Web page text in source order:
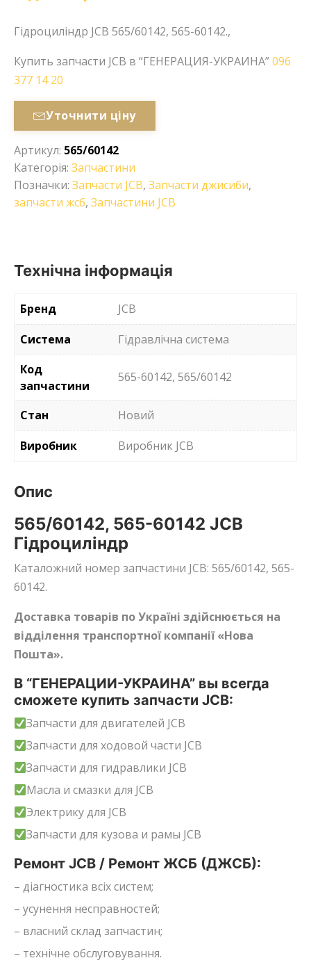
Гідроциліндр JCB 565/60142, 565-60142.,
Купить запчасти JCB в “ГЕНЕРАЦИЯ-УКРАИНА”096
377 14 20
Уточнити ціну
Артикул: 565/60142
Категорія: Запчастини
Позначки: Запчасти JCB, Запчасти джисиби,
запчасти жсб, Запчастини JCB
Технічна інформація
Бренд
JCB
Система
Гідравлічна система
Код
запчастини
565-60142, 565/60142
Стан
Новий
Виробник
Виробник JCB
Опис
565/60142, 565-60142 JCB
Гідроциліндр
Каталожний номер запчастини JCB: 565/60142, 565-
60142.
Доставка товарів по Україні здійснюється на
відділення транспортної компанії «Нова
Пошта».
В “ГЕНЕРАЦИИ-УКРАИНА” вы всегда
сможете купить запчасти JCB:
Запчасти для двигателей JCB
Запчасти для ходовой части JCB
Запчасти для гидравлики JCB
Масла и смазки для JCB
Электрику для JCB
Запчасти для кузова и рамы JCB
Ремонт JCB / Ремонт ЖСБ (ДЖСБ):
– діагностика всіх систем;
– усунення несправностей;
– власний склад запчастин;
– технічне обслуговування.